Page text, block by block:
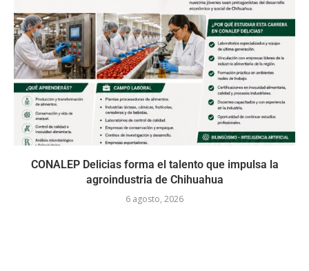
CONALEP Delicias forma el talento que impulsa la
agroindustria de Chihuahua
6 agosto, 2026